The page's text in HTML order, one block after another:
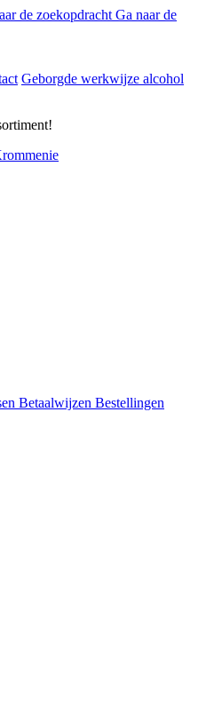
de zoekopdracht Ga naar de
Geborgde werkwijze alcohol
Betaalwijzen Bestellingen